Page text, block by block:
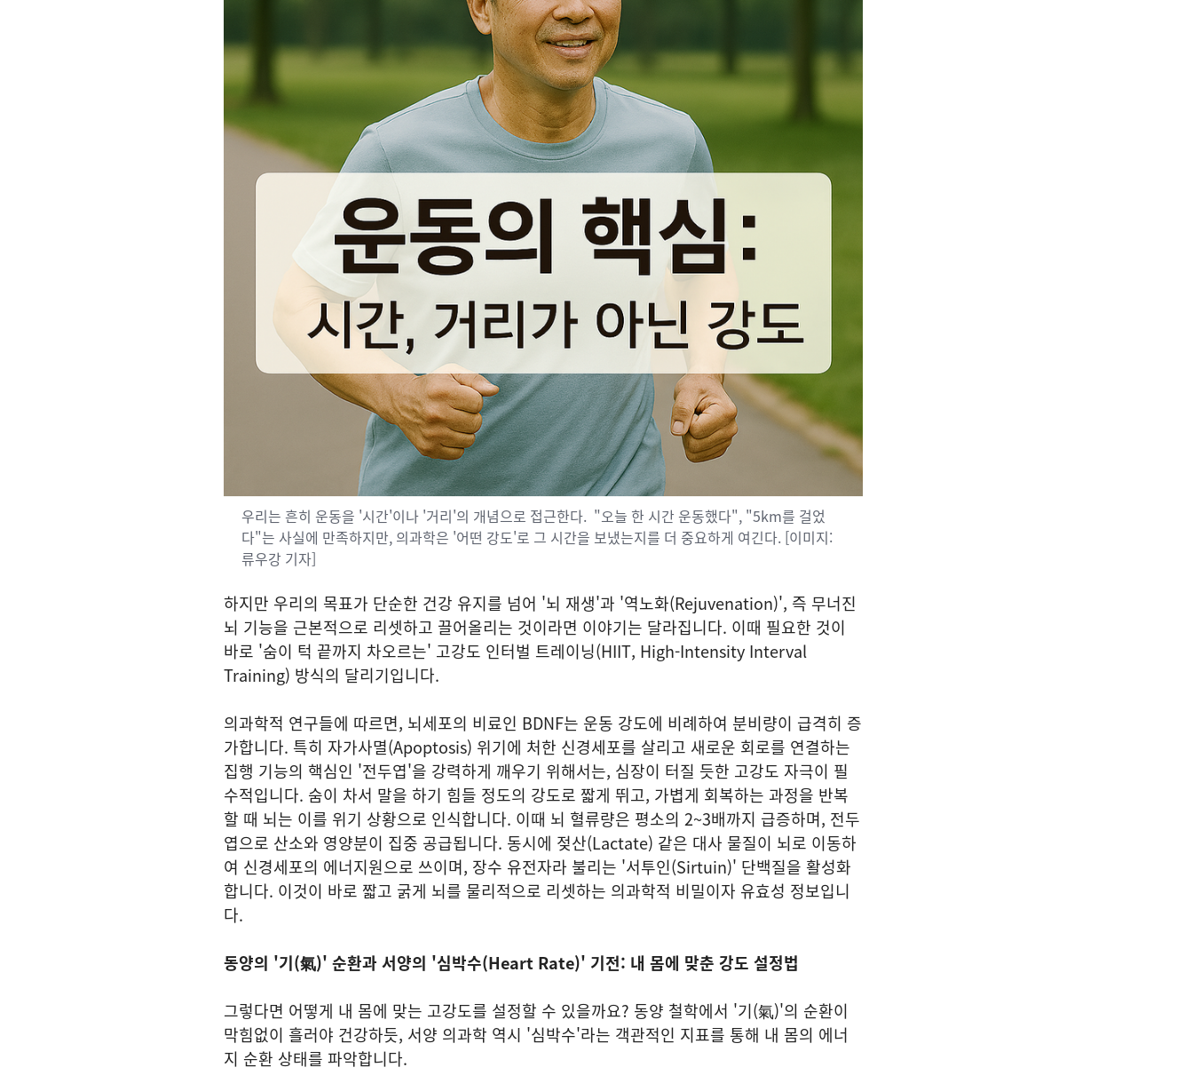
​우리는 흔히 운동을 '시간'이나 '거리'의 개념으로 접근한다. "오늘 한 시간 운동했다", "5km를 걸었
다"는 사실에 만족하지만, 의과학은 '어떤 강도'로 그 시간을 보냈는지를 더 중요하게 여긴다. [이미지:
류우강 기자]
​하지만 우리의 목표가 단순한 건강 유지를 넘어 '뇌 재생'과 '역노화(Rejuvenation)', 즉 무너진
뇌 기능을 근본적으로 리셋하고 끌어올리는 것이라면 이야기는 달라집니다. 이때 필요한 것이
바로 '숨이 턱 끝까지 차오르는' 고강도 인터벌 트레이닝(HIIT, High-Intensity Interval
Training) 방식의 달리기입니다.
​의과학적 연구들에 따르면, 뇌세포의 비료인 BDNF는 운동 강도에 비례하여 분비량이 급격히 증
가합니다. 특히 자가사멸(Apoptosis) 위기에 처한 신경세포를 살리고 새로운 회로를 연결하는
집행 기능의 핵심인 '전두엽'을 강력하게 깨우기 위해서는, 심장이 터질 듯한 고강도 자극이 필
수적입니다. 숨이 차서 말을 하기 힘들 정도의 강도로 짧게 뛰고, 가볍게 회복하는 과정을 반복
할 때 뇌는 이를 위기 상황으로 인식합니다. 이때 뇌 혈류량은 평소의 2~3배까지 급증하며, 전두
엽으로 산소와 영양분이 집중 공급됩니다. 동시에 젖산(Lactate) 같은 대사 물질이 뇌로 이동하
여 신경세포의 에너지원으로 쓰이며, 장수 유전자라 불리는 '서투인(Sirtuin)' 단백질을 활성화
합니다. 이것이 바로 짧고 굵게 뇌를 물리적으로 리셋하는 의과학적 비밀이자 유효성 정보입니
다.
동양의 '기(氣)' 순환과 서양의 '심박수(Heart Rate)' 기전: 내 몸에 맞춘 강도 설정법
​그렇다면 어떻게 내 몸에 맞는 고강도를 설정할 수 있을까요? 동양 철학에서 '기(氣)'의 순환이
막힘없이 흘러야 건강하듯, 서양 의과학 역시 '심박수'라는 객관적인 지표를 통해 내 몸의 에너
지 순환 상태를 파악합니다.